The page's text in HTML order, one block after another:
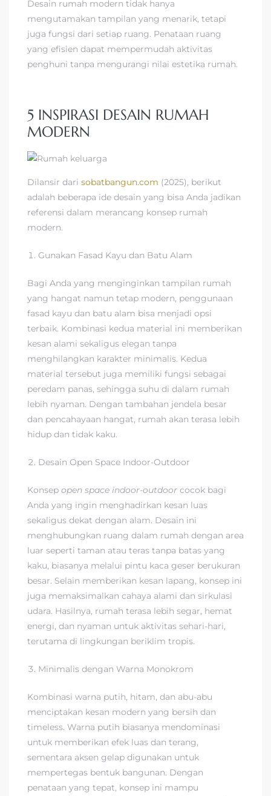
Desain rumah modern tidak hanya
mengutamakan tampilan yang menarik, tetapi
juga fungsi dari setiap ruang. Penataan ruang
yang efisien dapat mempermudah aktivitas
penghuni tanpa mengurangi nilai estetika rumah.
5 INSPIRASI DESAIN RUMAH
MODERN
Dilansir dari sobatbangun.com (2025), berikut
adalah beberapa ide desain yang bisa Anda jadikan
referensi dalam merancang konsep rumah
modern.
Gunakan Fasad Kayu dan Batu Alam
Bagi Anda yang menginginkan tampilan rumah
yang hangat namun tetap modern, penggunaan
fasad kayu dan batu alam bisa menjadi opsi
terbaik. Kombinasi kedua material ini memberikan
kesan alami sekaligus elegan tanpa
menghilangkan karakter minimalis. Kedua
material tersebut juga memiliki fungsi sebagai
peredam panas, sehingga suhu di dalam rumah
lebih nyaman. Dengan tambahan jendela besar
dan pencahayaan hangat, rumah akan terasa lebih
hidup dan tidak kaku.
Desain Open Space Indoor-Outdoor
Konsep open space indoor-outdoor cocok bagi
Anda yang ingin menghadirkan kesan luas
sekaligus dekat dengan alam. Desain ini
menghubungkan ruang dalam rumah dengan area
luar seperti taman atau teras tanpa batas yang
kaku, biasanya melalui pintu kaca geser berukuran
besar. Selain memberikan kesan lapang, konsep ini
juga memaksimalkan cahaya alami dan sirkulasi
udara. Hasilnya, rumah terasa lebih segar, hemat
energi, dan nyaman untuk aktivitas sehari-hari,
terutama di lingkungan beriklim tropis.
Minimalis dengan Warna Monokrom
Kombinasi warna putih, hitam, dan abu-abu
menciptakan kesan modern yang bersih dan
timeless. Warna putih biasanya mendominasi
untuk memberikan efek luas dan terang,
sementara aksen gelap digunakan untuk
mempertegas bentuk bangunan. Dengan
penataan yang tepat, konsep ini mampu